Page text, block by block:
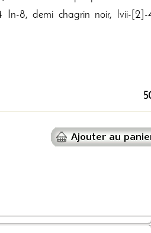
In-8, demi chagrin noir, lvii-[2]-